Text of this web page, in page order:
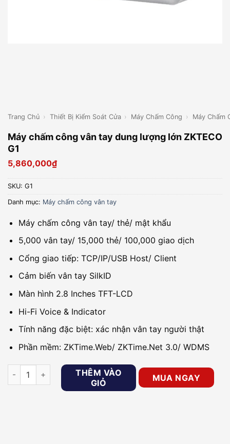
Trang Chủ › Thiết Bị Kiểm Soát Cửa › Máy Chấm Công › Máy Chấm
Máy chấm công vân tay dung lượng lớn ZKTECO
G1
5,860,000₫
SKU: G1
Danh mục: Máy chấm công vân tay
Máy chấm công vân tay/ thẻ/ mật khẩu
5,000 vân tay/ 15,000 thẻ/ 100,000 giao dịch
Cổng giao tiếp: TCP/IP/USB Host/ Client
Cảm biến vân tay SilkID
Màn hình 2.8 Inches TFT-LCD
Hi-Fi Voice & Indicator
Tính năng đặc biệt: xác nhận vân tay người thật
Phần mềm: ZKTime.Web/ ZKTime.Net 3.0/ WDMS
Máy chấm công vân tay dung lượng lớn ZKTECO G1 số lượng
THÊM VÀO
GIỎ
MUA NGAY